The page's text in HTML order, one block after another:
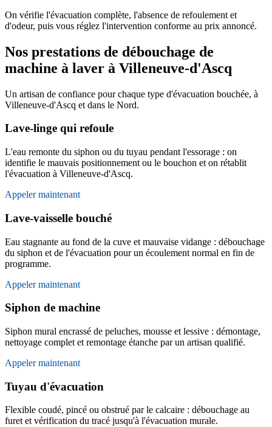
On vérifie l'évacuation complète, l'absence de refoulement et
d'odeur, puis vous réglez l'intervention conforme au prix annoncé.
Nos prestations de débouchage de
machine à laver à Villeneuve-d'Ascq
Un artisan de confiance pour chaque type d'évacuation bouchée, à
Villeneuve-d'Ascq et dans le Nord.
Lave-linge qui refoule
L'eau remonte du siphon ou du tuyau pendant l'essorage : on
identifie le mauvais positionnement ou le bouchon et on rétablit
l'évacuation à Villeneuve-d'Ascq.
Appeler maintenant
Lave-vaisselle bouché
Eau stagnante au fond de la cuve et mauvaise vidange : débouchage
du siphon et de l'évacuation pour un écoulement normal en fin de
programme.
Appeler maintenant
Siphon de machine
Siphon mural encrassé de peluches, mousse et lessive : démontage,
nettoyage complet et remontage étanche par un artisan qualifié.
Appeler maintenant
Tuyau d'évacuation
Flexible coudé, pincé ou obstrué par le calcaire : débouchage au
furet et vérification du tracé jusqu'à l'évacuation murale.